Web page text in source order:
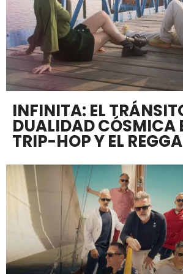
INFINITA: EL
DUALIDAD CÓSMICA
TRIP-HOP Y EL